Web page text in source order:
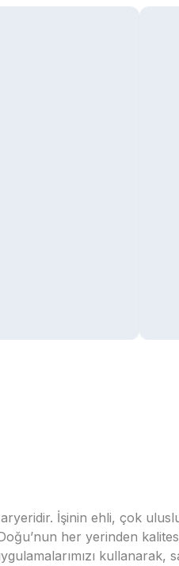
İşinin ehli, çok
her yerinden
kullanarak,